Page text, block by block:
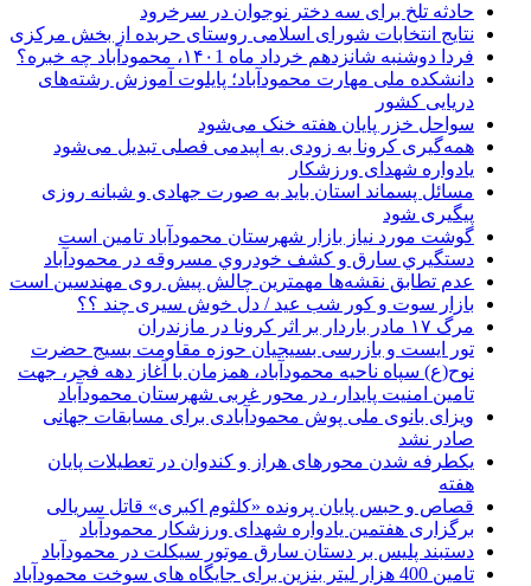
حادثه تلخ برای سه دختر نوجوان در سرخرود
نتایج انتخابات شورای اسلامی روستای حربده از بخش مرکزی
فردا دوشنبه شانزدهم خرداد ماه ۱۴۰1، محمودآباد چه خبره؟
دانشکده ملی مهارت محمودآباد؛ پایلوت آموزش رشته‌های
دریایی کشور
سواحل خزر پایان هفته خنک می‌شود
همه‌گیری کرونا به زودی به اپیدمی فصلی تبدیل می‌شود
یادواره شهدای ورزشکار
مسائل پسماند استان باید به صورت جهادی و شبانه روزی
پیگیری شود
گوشت مورد نیاز بازار شهرستان محمودآباد تامین است
دستگيري سارق و کشف خودروي مسروقه در محمودآباد
عدم تطابق نقشه‌ها مهمترين چالش پيش روی مهندسين است
بازار سوت و کور شب عید / دل خوش سیری چند ؟؟
مرگ ۱۷ مادر باردار بر اثر کرونا در مازندران
تور ایست و بازرسی بسیجیان حوزه مقاومت بسیج حضرت
نوح(ع) سپاه ناحیه محمودآباد، همزمان با آغاز دهه فجر، جهت
تامین امنیت پایدار، در محور غربی شهرستان محمودآباد
ویزای بانوی ملی پوش محمودآبادی برای مسابقات جهانی
صادر نشد
یکطرفه شدن محورهای هراز و کندوان در تعطیلات پایان
هفته
قصاص و حبس پایان پرونده «کلثوم اکبری» قاتل سریالی
برگزاری هفتمین یادواره شهدای ورزشکار محمودآباد
دستبند پليس بر دستان سارق موتور سيکلت در محمودآباد
تامین 400 هزار لیتر بنزین برای جایگاه های سوخت محمودآباد